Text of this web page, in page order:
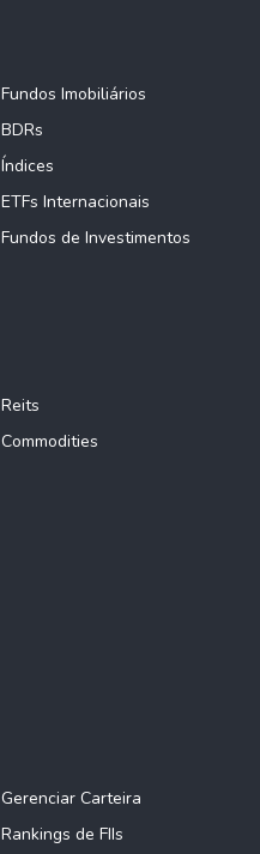
Fundos Imobiliários
BDRs
Índices
ETFs Internacionais
Fundos de Investimentos
Reits
Commodities
Gerenciar Carteira
Rankings de FIIs